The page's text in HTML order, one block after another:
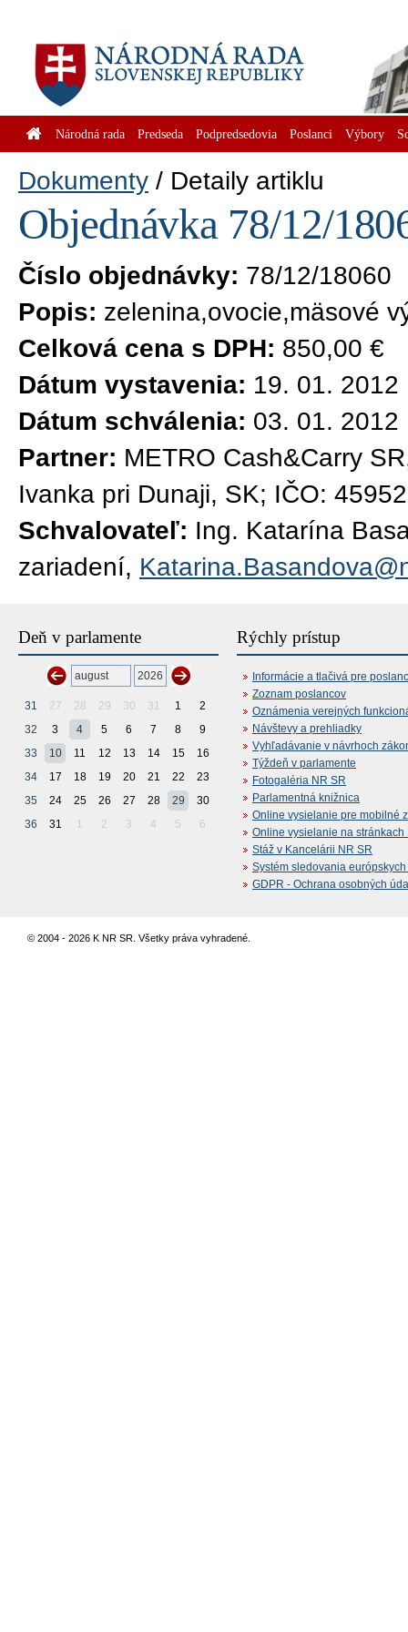
Národná rada Predseda Podpredsedovia Poslanci Výbory
Dokumenty Detaily artiklu
Objednávka 78/12/
Číslo objednávky: 78/12/18060
Popis: zelenina,ovocie,mäsové
Celková cena s DPH: 850,00 €
Dátum vystavenia: 19. 01. 2012
Dátum schválenia: 03. 01. 2012
Partner: METRO Cash&Carry
Ivanka pri Dunaji, SK; IČO:
Schvalovateľ: Ing. Katarína
zariadení,
Deň v parlamente
31 27 28 29 30 31 1
2
32
3 4 5 6 7 8
9
33
10 11 12 13 14 15
16
34
17 18 19 20 21 22
23
35
24 25 26 27 28 29
30
36
31 1 2 3 4 5 6
Rýchly prístup
Informácie a tlačivá pre
Zoznam poslancov
Oznámenia verejných
Návštevy a prehliadky
Vyhľadávanie v návrhoch
Týždeň v parlamente
Fotogaléria NR SR
Parlamentná knižnica
Online vysielanie pre mobilné
Online vysielanie na stránkach
Stáž v Kancelárii NR SR
Systém sledovania
GDPR - Ochrana osobných
© 2004 - 2026 K NR SR. Všetky práva vyhradené.